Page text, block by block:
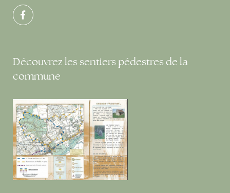
Découvrez les sentiers pédestres de la
commune